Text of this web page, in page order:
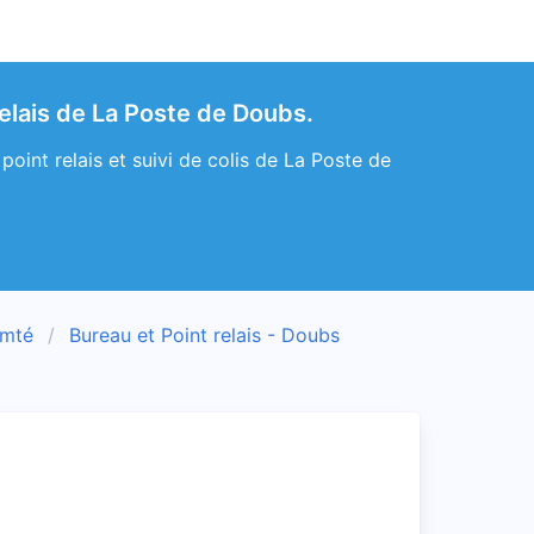
de La Poste de Doubs.
relais et suivi de colis de La Poste de
Bureau et Point relais - Doubs